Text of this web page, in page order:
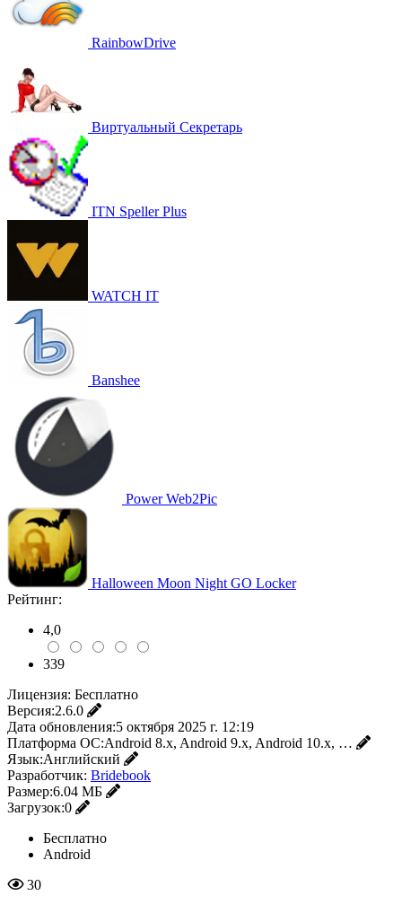
RainbowDrive
Виртуальный Секретарь
ITN Speller Plus
WATCH IT
Banshee
Power Web2Pic
Halloween Moon Night GO Locker
Рейтинг:
4,0
339
Лицензия: Бесплатно
Версия:2.6.0
Дата обновления:5 октября 2025 г. 12:19
Платформа ОС:Android 8.x, Android 9.x, Android 10.x, …
Язык:Английский
Разработчик: Bridebook
Размер:6.04 МБ
Загрузок:0
Бесплатно
Android
30